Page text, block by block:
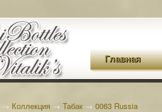
Главная
→ Коллекция → Табак → 0063 Russia